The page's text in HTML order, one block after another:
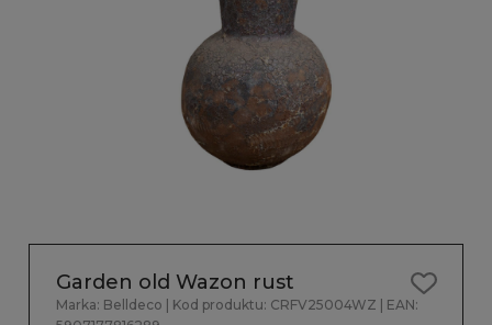
Garden old Wazon rust
Marka: Belldeco | Kod produktu: CRFV25004WZ
| EAN: